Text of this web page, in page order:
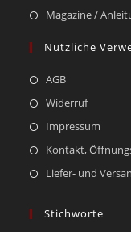
Magazine /
Nützliche
AGB
Widerruf
Impressum
Kontakt,
Liefer- und
Stichworte